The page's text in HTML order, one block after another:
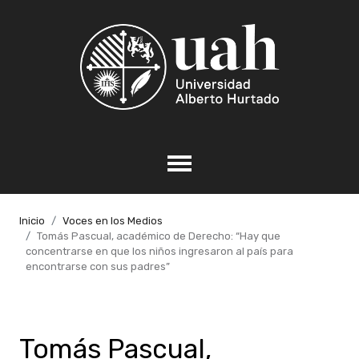
Inicio
Voces en los Medios
Tomás Pascual, académico de Derecho: “Hay que
concentrarse en que los niños ingresaron al país para
encontrarse con sus padres”
Tomás Pascual,